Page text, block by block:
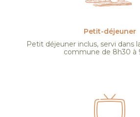
Petit-déjeuner
Petit déjeuner inclus, servi dans
commune de 8h30 à